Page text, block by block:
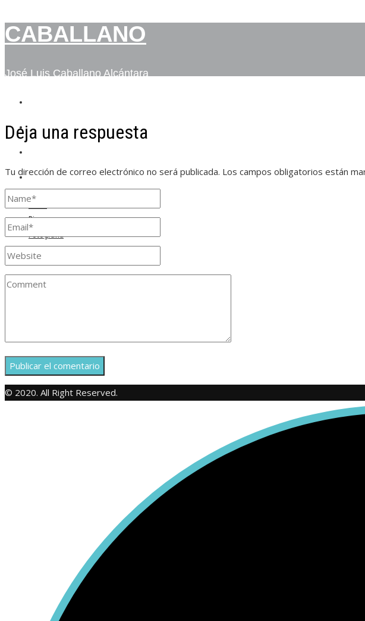
CABALLANO
José Luis Caballano Alcántara
BIO
CONTACTO
Inicio
Bio
Fotografía
Contacto
Deja una respuesta
Tu dirección de correo electrónico no será publicada. Los campos obligatorios están
© 2020. All Right Reserved.